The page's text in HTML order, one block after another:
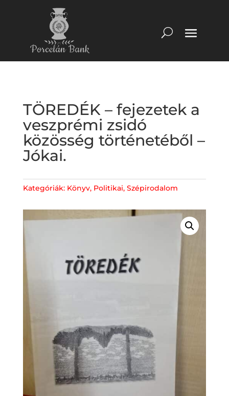
TÖREDÉK – fejezetek a
veszprémi zsidó
közösség történetéből –
Jókai.
Kategóriák: Könyv, Politikai, Szépirodalom